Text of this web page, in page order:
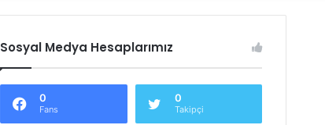
Sosyal Medya Hesaplarımız
0
Fans
0
Takipçi